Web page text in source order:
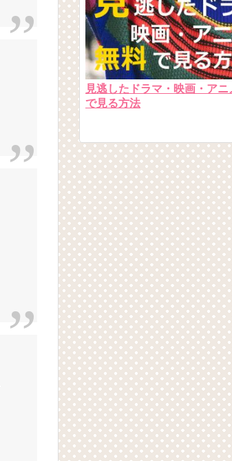
見逃したドラマ・映画・アニ
で見る方法